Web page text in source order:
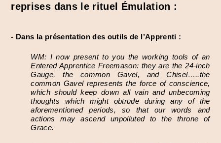
reprises dans le rituel Émulation :
- Dans la présentation des outils de l’Apprenti :
WM: I now present to you the working tools of an
Entered Apprentice Freemason: they are the 24-inch
Gauge, the common Gavel, and Chisel…..the
common Gavel represents the force of conscience,
which should keep down all vain and unbecoming
thoughts which might obtrude during any of the
aforementioned periods, so that our words and
actions may ascend unpolluted to the throne of
Grace.